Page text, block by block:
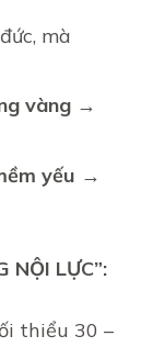
mà
vàng→
yếu →
NỘI LỰC”:
thiểu 30 –